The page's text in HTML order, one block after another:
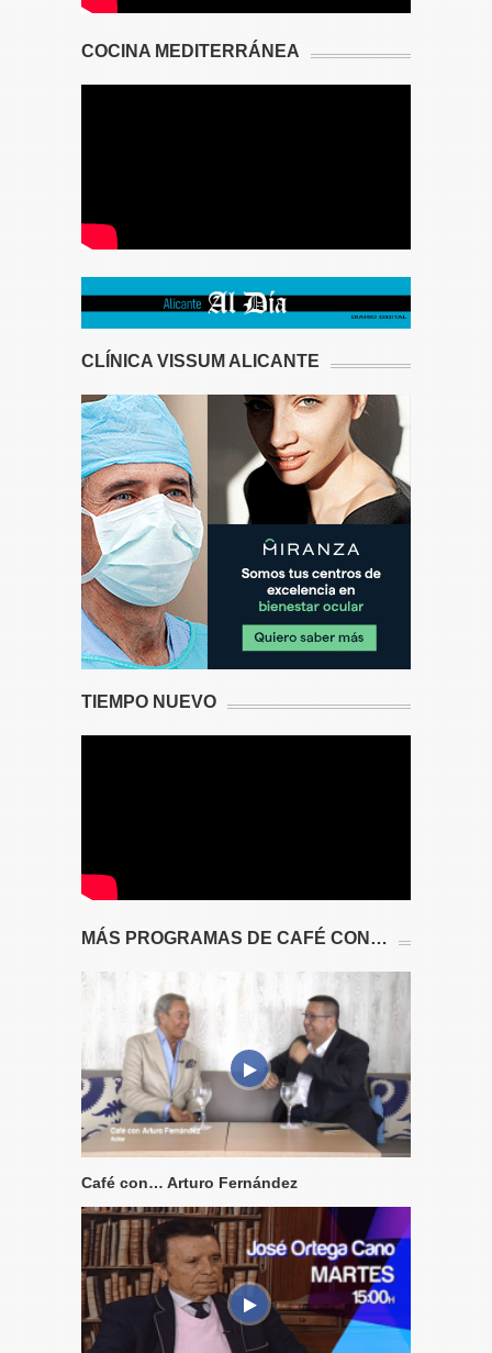
COCINA MEDITERRÁNEA
CLÍNICA VISSUM ALICANTE
TIEMPO NUEVO
MÁS PROGRAMAS DE CAFÉ CON…
Café con… Arturo Fernández